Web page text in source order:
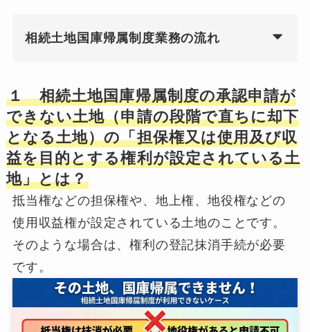
相続土地国庫帰属制度業務の流れ
１ 相続土地国庫帰属制度の承認申請が
できない土地（申請の段階で直ちに却下
となる土地）の「担保権又は使用及び収
益を目的とする権利が設定されている土
地」とは？
抵当権などの担保権や、地上権、地役権などの
使用収益権が設定されている土地のことです。
そのような場合は、権利の登記抹消手続が必要
です。